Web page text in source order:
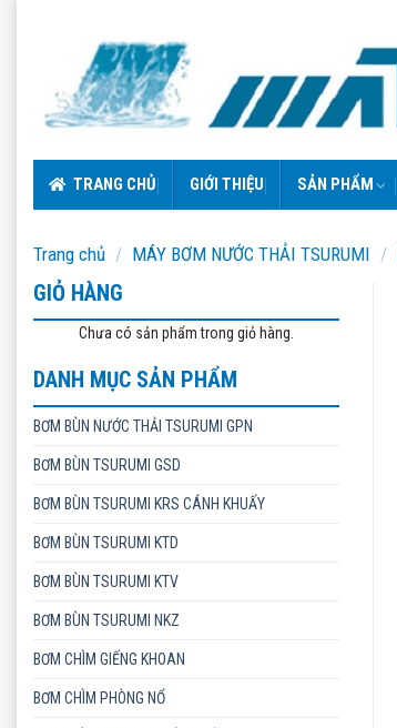
TRANG CHỦ GIỚI THIỆU SẢN PHẨM
Trang chủ / MÁY BƠM NƯỚC THẢI TSURUMI /
GIỎ HÀNG
Chưa có sản phẩm trong giỏ hàng.
DANH MỤC SẢN PHẨM
BƠM BÙN NƯỚC THẢI TSURUMI GPN
BƠM BÙN TSURUMI GSD
BƠM BÙN TSURUMI KRS CÁNH KHUẤY
BƠM BÙN TSURUMI KTD
BƠM BÙN TSURUMI KTV
BƠM BÙN TSURUMI NKZ
BƠM CHÌM GIẾNG KHOAN
BƠM CHÌM PHÒNG NỔ